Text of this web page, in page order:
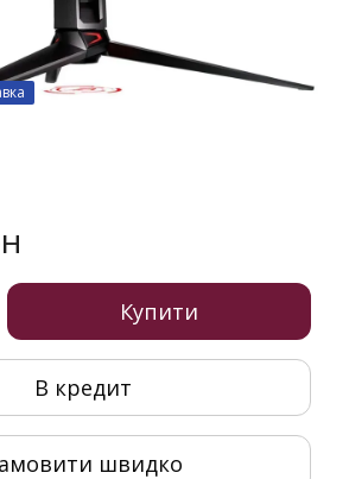
Купити
В кредит
швидко